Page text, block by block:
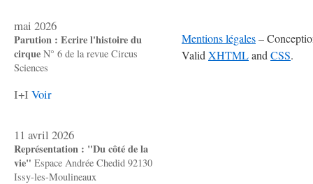
mai 2026
Parution : Ecrire l'histoire du
cirque N° 6 de la revue Circus
Sciences
I+I Voir
11 avril 2026
Représentation : "Du côté de la
vie" Espace Andrée Chedid 92130
Issy-les-Moulineaux
Mentions légales–
Valid XHTMLand CSS.